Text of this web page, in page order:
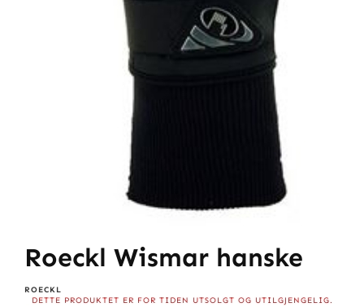
Roeckl Wismar hanske
ROECKL
DETTE PRODUKTET ER FOR TIDEN UTSOLGT OG UTILGJENGELIG.